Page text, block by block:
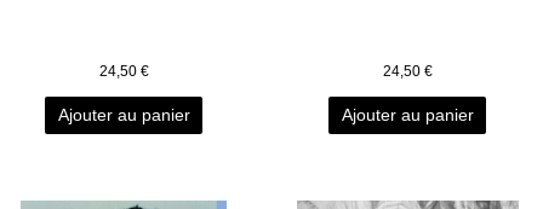
24,50 €
Ajouter au panier
24,50 €
Ajouter au panier